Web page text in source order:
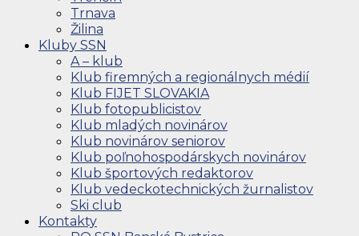
Trnava
Žilina
Kluby SSN
A – klub
Klub firemných a regionálnych médií
Klub FIJET SLOVAKIA
Klub fotopublicistov
Klub mladých novinárov
Klub novinárov seniorov
Klub poľnohospodárskych novinárov
Klub športových redaktorov
Klub vedeckotechnických žurnalistov
Ski club
Kontakty